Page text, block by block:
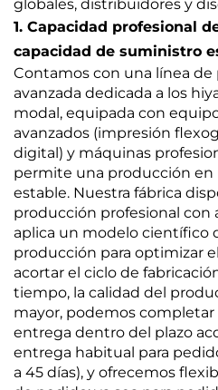
globales, distribuidores y
1. Capacidad profesional
capacidad de suministro
Contamos con una línea
avanzada dedicada a los
modal, equipada con
avanzados (impresión
digital) y máquinas
permite una producción en
estable. Nuestra fábrica
producción profesional con
aplica un modelo científico
producción para optimizar
acortar el ciclo de
tiempo, la calidad del
mayor, podemos completar
entrega dentro del plazo
entrega habitual para
a 45 días), y ofrecemos